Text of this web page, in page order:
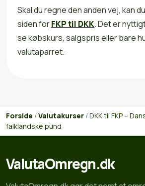
Skal du regne den anden vej, kan
siden forFKP til DKK. Det er
se købskurs, salgspris eller bare
valutaparret.
Forside /Valutakurser /DKK til FKP –
falklandske pund
ValutaOmregn.dk